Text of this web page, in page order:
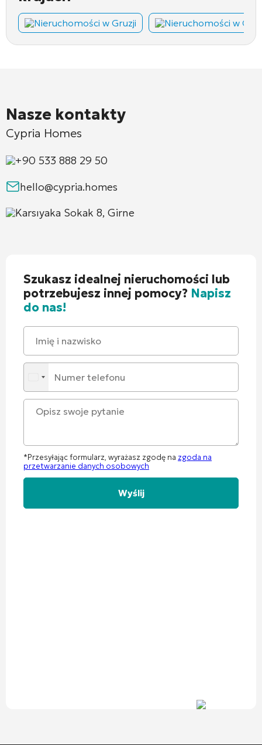
Nieruchomości w Gruzji Nieruchomości w
Nasze kontakty
Cypria Homes
+90 533 888 29 50
hello@cypria.homes
Karsıyaka Sokak 8, Girne
Szukasz idealnej nieruchomości lub
potrzebujesz innej pomocy? Napisz
do nas!
*Przesyłając formularz, wyrażasz zgodę na zgoda na
przetwarzanie danych osobowych